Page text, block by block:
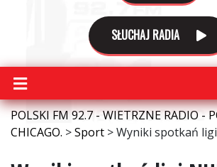
SŁUCHAJ RADIA
POLSKI FM 92.7 - WIETRZNE RADIO -
CHICAGO. >Sport >Wyniki spotkań